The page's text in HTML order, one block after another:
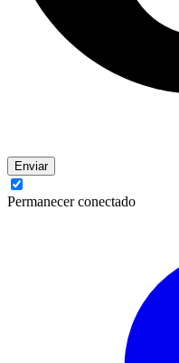
Enviar
Permanecer conectado